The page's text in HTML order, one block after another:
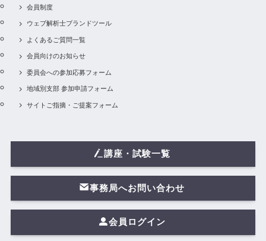
会員制度
ウェブ解析士ブランドツール
よくあるご質問一覧
会員向けのお知らせ
委員会への参加応募フォーム
地域別支部 参加申請フォーム
サイトご指摘・ご提案フォーム
講座・試験一覧
事務局へお問い合わせ
会員ログイン